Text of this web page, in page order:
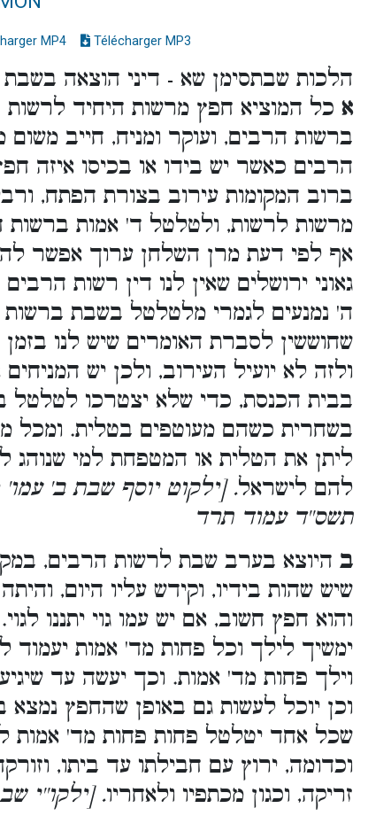
MP4 Télécharger MP3
הלכות שבתסימן שא - דיני הוצאה בשבת
א כל המוציא חפץ מרשות היחיד
ברשות הרבים, ועוקר ומניח, חייב
הרבים כאשר יש בידו או בכיסו איזה
ברוב המקומות עירוב בצורת הפתח,
מרשות לרשות, ולטלטל ד' אמות
אף לפי דעת מרן השלחן ערוך אפשר
גאוני ירושלים שאין לנו דין רשות
ה' נמנעים לגמרי מלטלטל בשבת
שחוששין לסברת האומרים שיש לנו
ולזה לא יועיל העירוב, ולכן יש
בבית הכנסת, כדי שלא יצטרכו לטלטל
בשחרית כשהם מעוטפים בטלית. ומכל
ליתן את הטלית או המטפחת למי שנוהג
להם לישראל. [ילקוט יוסף שבת ב'
תשס''ד עמוד תרד
ב היוצא בערב שבת לרשות הרבים,
שיש שהות בידיו, וקידש עליו היום,
והוא חפץ חשוב, אם יש עמו גוי יתננו
ימשיך לילך וכל פחות מד' אמות יעמוד
וילך פחות מד' אמות. וכך יעשה עד
וכן יוכל לעשות גם באופן שהחפץ
שכל אחד יטלטל פחות פחות מד' אמות
וכדומה, ירוץ עם חבילתו עד ביתו,
זריקה, וכגון מכתפיו ולאחריו. [ילקו''י